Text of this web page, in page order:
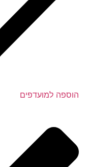
הוספה למועדפים